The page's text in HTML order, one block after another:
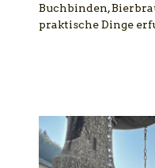
Buchbinden,
praktische Dinge